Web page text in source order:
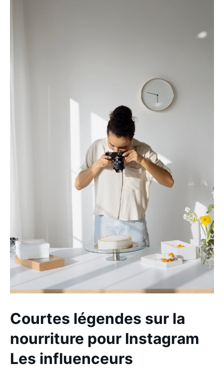
Courtes légendes sur la
nourriture pour Instagram
Les influenceurs